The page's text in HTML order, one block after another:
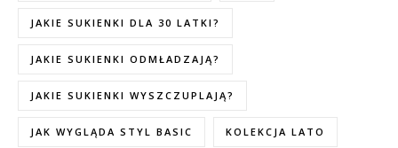
JAKIE SUKIENKI DLA 30 LATKI?
JAKIE SUKIENKI ODMŁADZAJĄ?
JAKIE SUKIENKI WYSZCZUPLAJĄ?
JAK WYGLĄDA STYL BASIC KOLEKCJA LATO